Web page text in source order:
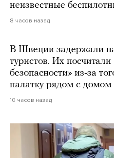
неизвестные
8 часов назад
В Швеции задержали
туристов. Их посчитали
безопасности» из-за
палатку рядом с домом
10 часов назад